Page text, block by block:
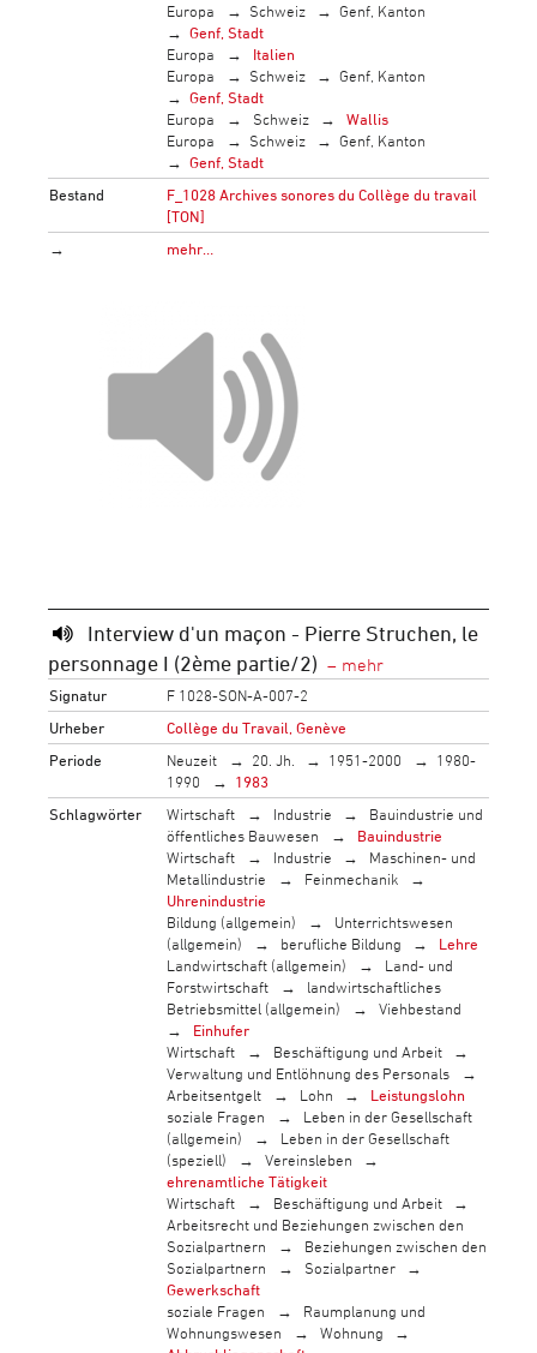
Europa
Schweiz
Genf, Kanton
Genf, Stadt
Europa
Italien
Europa
Schweiz
Genf, Kanton
Genf, Stadt
Europa
Schweiz
Wallis
Europa
Schweiz
Genf, Kanton
Genf, Stadt
Bestand
F_1028 Archives sonores du Collège du travail
[TON]
→
mehr…
Interview d'un maçon - Pierre Struchen, le
personnage I (2ème partie/2)
Signatur
F 1028-SON-A-007-2
Urheber
Collège du Travail, Genève
Periode
Neuzeit 20. Jh. 1951-2000
1980-
1990
1983
Schlagwörter
Wirtschaft Industrie
Bauindustrie und
öffentliches Bauwesen
Bauindustrie
Wirtschaft
Industrie
Maschinen- und
Metallindustrie
Feinmechanik
Uhrenindustrie
Bildung (allgemein)
Unterrichtswesen
(allgemein)
berufliche Bildung
Lehre
Landwirtschaft (allgemein)
Land- und
Forstwirtschaft
landwirtschaftliches
Betriebsmittel (allgemein)
Viehbestand
Einhufer
Wirtschaft
Beschäftigung und Arbeit
Verwaltung und Entlöhnung des Personals
Arbeitsentgelt
Lohn
Leistungslohn
soziale Fragen
Leben in der Gesellschaft
(allgemein)
Leben in der Gesellschaft
(speziell)
Vereinsleben
ehrenamtliche Tätigkeit
Wirtschaft
Beschäftigung und Arbeit
Arbeitsrecht und Beziehungen zwischen den
Sozialpartnern
Beziehungen zwischen den
Sozialpartnern
Sozialpartner
Gewerkschaft
soziale Fragen
Raumplanung und
Wohnungswesen
Wohnung